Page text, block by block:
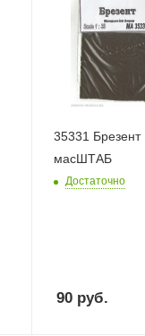
35331 Брезент
масШТАБ
Достаточно
90руб.